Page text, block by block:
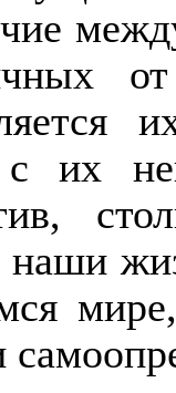
от
с их
наши